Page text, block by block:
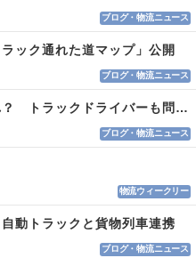
ブログ・物流ニュース
ック通れた道マップ」公開
ブログ・物流ニュース
自転車が従う信号はどれ？ トラックドライバーも問われる認識
ブログ・物流ニュース
物流ウィークリー
動トラックと貨物列車連携
ブログ・物流ニュース